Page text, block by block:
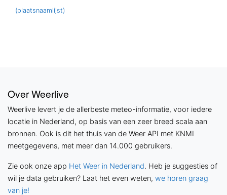
(plaatsnaamlijst)
Over Weerlive
Weerlive levert je de allerbeste meteo-informatie, voor iedere
locatie in Nederland, op basis van een zeer breed scala aan
bronnen. Ook is dit het thuis van de Weer API met KNMI
meetgegevens, met meer dan 14.000 gebruikers.
Zie ook onze app Het Weer in Nederland. Heb je suggesties of
wil je data gebruiken? Laat het even weten, we horen graag
van je!